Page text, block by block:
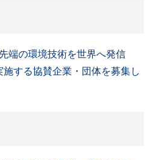
端の環境技術を世界へ発信
する協賛企業・団体を募集し